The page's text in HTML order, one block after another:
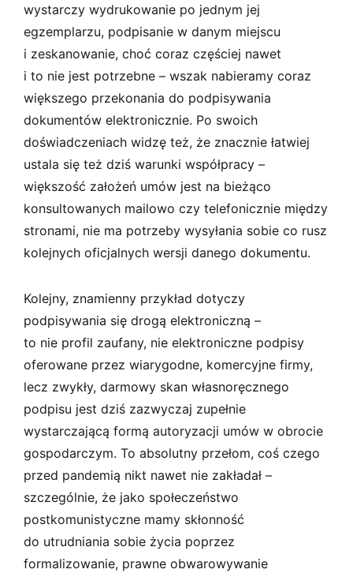
wystarczy wydrukowanie po jednym jej
egzemplarzu, podpisanie w danym miejscu
i zeskanowanie, choć coraz częściej nawet
i to nie jest potrzebne – wszak nabieramy coraz
większego przekonania do podpisywania
dokumentów elektronicznie. Po swoich
doświadczeniach widzę też, że znacznie łatwiej
ustala się też dziś warunki współpracy –
większość założeń umów jest na bieżąco
konsultowanych mailowo czy telefonicznie między
stronami, nie ma potrzeby wysyłania sobie co rusz
kolejnych oficjalnych wersji danego dokumentu.
Kolejny, znamienny przykład dotyczy
podpisywania się drogą elektroniczną –
to nie profil zaufany, nie elektroniczne podpisy
oferowane przez wiarygodne, komercyjne firmy,
lecz zwykły, darmowy skan własnoręcznego
podpisu jest dziś zazwyczaj zupełnie
wystarczającą formą autoryzacji umów w obrocie
gospodarczym. To absolutny przełom, coś czego
przed pandemią nikt nawet nie zakładał –
szczególnie, że jako społeczeństwo
postkomunistyczne mamy skłonność
do utrudniania sobie życia poprzez
formalizowanie, prawne obwarowywanie